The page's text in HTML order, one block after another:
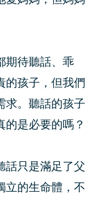
待聽話、乖
的孩子，但我們
求。聽話的孩子
的是必要的嗎？
只是滿足了父
立的生命體，不